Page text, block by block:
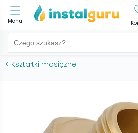
Menu
< Kształtki mosiężne